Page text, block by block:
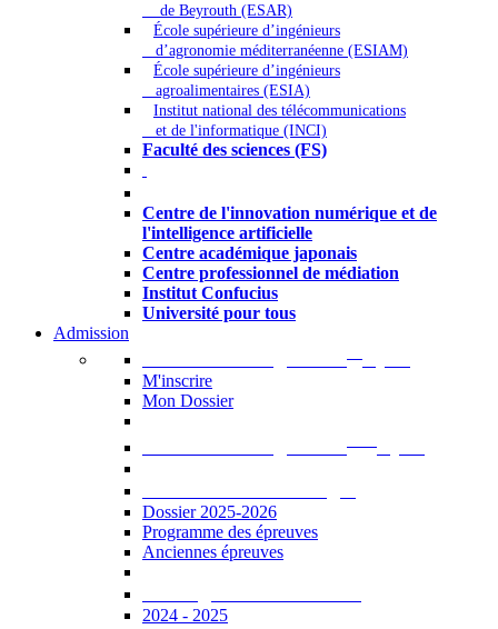
de Beyrouth (ESAR)
École supérieure d’ingénieurs
d’agronomie méditerranéenne (ESIAM)
École supérieure d’ingénieurs
agroalimentaires (ESIA)
Institut national des télécommunications
et de l'informatique (INCI)
Faculté des sciences (FS)
Centre de l'innovation numérique et de
l'intelligence artificielle
Centre académique japonais
Centre professionnel de médiation
Institut Confucius
Université pour tous
Admission
M'inscrire
Mon Dossier
Dossier 2025-2026
Programme des épreuves
Anciennes épreuves
2024 - 2025